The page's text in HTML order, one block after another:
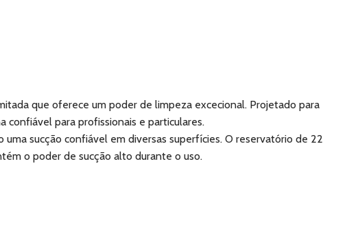
que oferece um poder de limpeza excecional. Projetado para
confiável para profissionais e particulares.
sucção confiável em diversas superfícies. O reservatório de 22
o poder de sucção alto durante o uso.